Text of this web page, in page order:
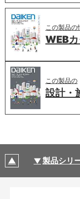
この製品の
WEB
この製品の
設計・
製品シリ